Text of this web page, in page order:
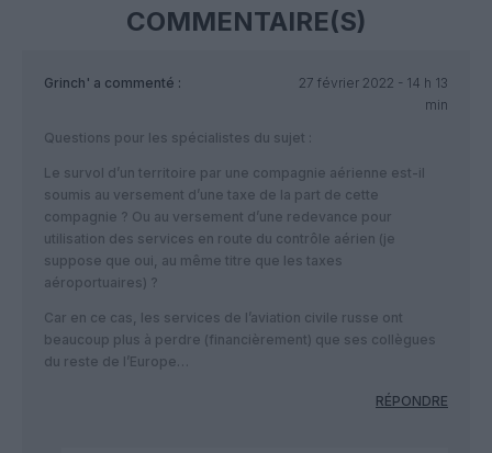
COMMENTAIRE(S)
Grinch' a commenté :
27 février 2022 - 14 h 13
min
Questions pour les spécialistes du sujet :
Le survol d’un territoire par une compagnie aérienne est-il
soumis au versement d’une taxe de la part de cette
compagnie ? Ou au versement d’une redevance pour
utilisation des services en route du contrôle aérien (je
suppose que oui, au même titre que les taxes
aéroportuaires) ?
Car en ce cas, les services de l’aviation civile russe ont
beaucoup plus à perdre (financièrement) que ses collègues
du reste de l’Europe…
RÉPONDRE